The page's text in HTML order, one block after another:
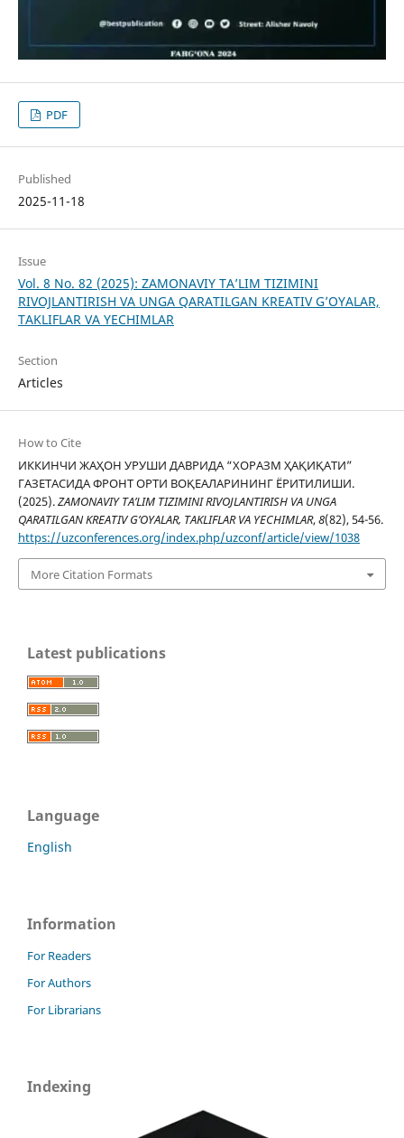
PDF
Published
2025-11-18
Issue
Vol. 8 No. 82 (2025): ZAMONAVIY TA’LIM TIZIMINI
RIVOJLANTIRISH VA UNGA QARATILGAN KREATIV G’OYALAR,
TAKLIFLAR VA YECHIMLAR
Section
Articles
How to Cite
ИККИНЧИ ЖАҲОН УРУШИ ДАВРИДА “ХОРАЗМ ҲАҚИҚАТИ”
ГАЗЕТАСИДА ФРОНТ ОРТИ ВОҚЕАЛАРИНИНГ ЁРИТИЛИШИ.
(2025).ZAMONAVIY TA’LIM TIZIMINI RIVOJLANTIRISH VA UNGA
QARATILGAN KREATIV G’OYALAR, TAKLIFLAR VA YECHIMLAR,8(82), 54-56.
https://uzconferences.org/index.php/uzconf/article/view/1038
More Citation Formats
Latest publications
Language
English
Information
For Readers
For Authors
For Librarians
Indexing